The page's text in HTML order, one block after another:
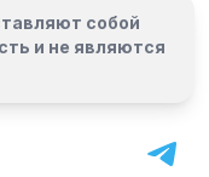
собой
и не являются